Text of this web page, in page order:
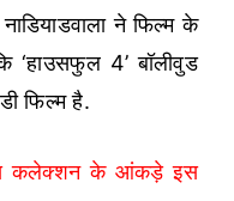
ने फिल्म के
‘हाउसफुल 4’ बॉलीवुड
फिल्म है.
कलेक्शन के आंकड़े इस